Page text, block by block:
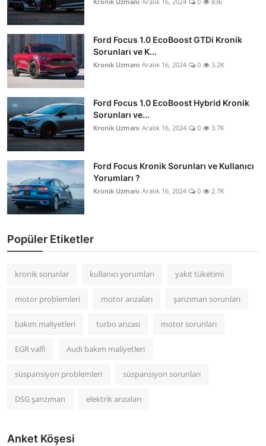
Ford Focus 1.0 EcoBoost GTDi Kronik
Sorunları ve K...
Kronik Uzmanı Aralık 16, 2024 0 3.2K
Ford Focus 1.0 EcoBoost Hybrid Kronik
Sorunları ve...
Kronik Uzmanı Aralık 16, 2024 0 3.7K
Ford Focus Kronik Sorunları ve Kullanıcı
Yorumları ?
Kronik Uzmanı Aralık 16, 2024 0 2.7K
Popüler Etiketler
kronik sorunlar kullanıcı yorumları yakıt tüketimi
motor problemleri motor arızaları şanzıman sorunları
bakım maliyetleri turbo arızası motor sorunları
EGR valfi Audi bakım maliyetleri
süspansiyon problemleri süspansiyon sorunları
DSG şanzıman elektrik arızaları
Anket Köşesi